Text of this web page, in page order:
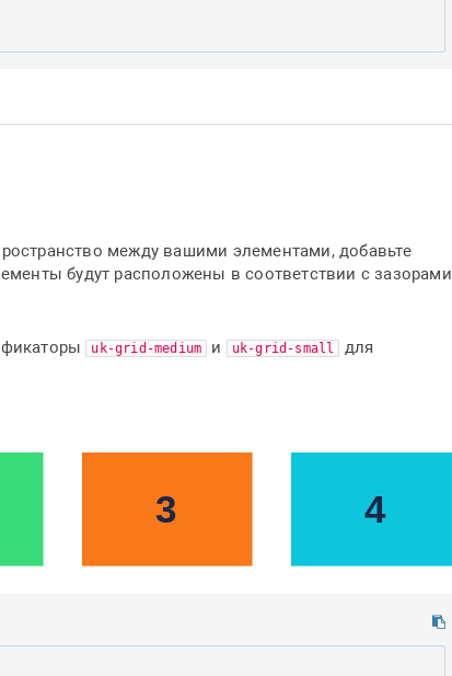
между вашими элементами, добавьте
будут расположены в соответствии с зазорами
uk-grid-medium и uk-grid-small
для